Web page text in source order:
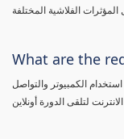
المؤثرات الفلاشية المختلفة
What are the
أو ما أعلى ،اجادة استخدام الكمبيوتر والتواصل